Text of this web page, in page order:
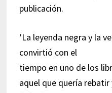
publicación.
‘La leyenda negra y la
convirtió con el
tiempo en uno de los
aquel que quería rebatir